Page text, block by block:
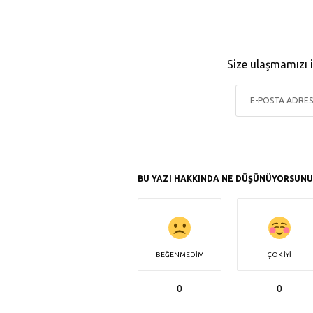
Size
BU YAZI HAKKINDA NE
BEĞENMEDIM
0
ÇOK İYI
0